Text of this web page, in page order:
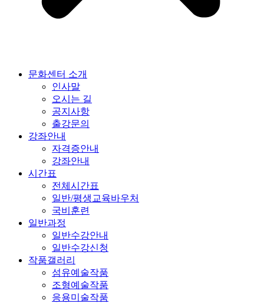
문화센터 소개
인사말
오시는 길
공지사항
출강문의
강좌안내
자격증안내
강좌안내
시간표
전체시간표
일반/평생교육바우처
국비훈련
일반과정
일반수강안내
일반수강신청
작품갤러리
섬유예술작품
조형예술작품
응용미술작품